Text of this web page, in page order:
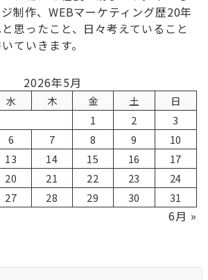
制作、WEBマーケティング歴20年
思ったこと、日々考えていること
ていきます。
2026年5月
水 木 金 土
日
1
2
3
6 7 8 9
10
13 14 15 16
17
20 21 22 23
24
27 28 29 30 31
6月 »